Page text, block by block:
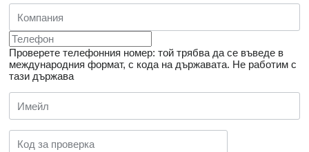
Проверете телефонния номер: той трябва да се въведе в
международния формат, с кода на държавата. Не работим с
тази държава